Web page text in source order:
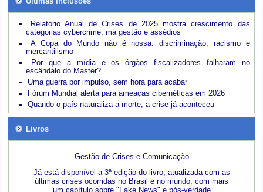
Relatório Anual de Crises de 2025 mostra crescimento das
categorias cybercrime, má gestão e assédios
A Copa do Mundo não é nossa: discriminação, racismo e
mercantilismo
Por que a mídia e os órgãos fiscalizadores falharam no
escândalo do Master?
Uma guerra por impulso, sem hora para acabar
Fórum Mundial alerta para ameaças cibernéticas em 2026
Quando o país naturaliza a morte, a crise já aconteceu
Livros
Gestão de Crises e Comunicação
Já está disponível a 3ª edição do livro, atualizada com as
últimas crises ocorridas no Brasil e no mundo; com mais
um capítulo sobre "Fake News" e pós-verdade